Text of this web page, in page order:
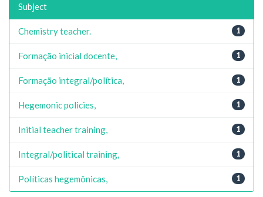
Subject
1
Chemistry teacher.
1
Formação inicial docente,
1
Formação integral/política,
1
Hegemonic policies,
1
Initial teacher training,
1
Integral/political training,
1
Políticas hegemônicas,